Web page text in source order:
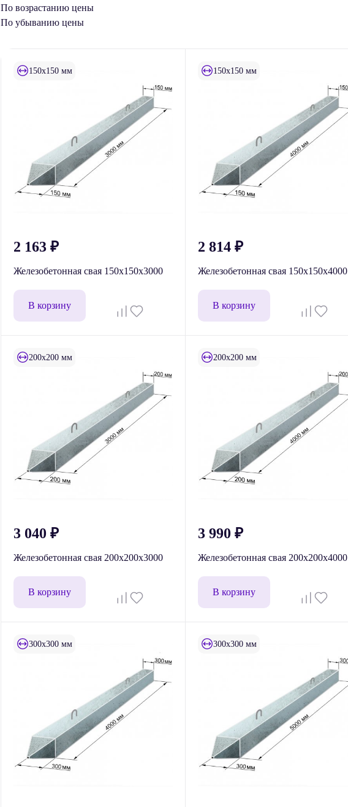
По возрастанию цены
По убыванию цены
150x150 мм
2 163 ₽
Железобетонная свая 150x150x3000
В корзину
150x150 мм
2 814₽
Железобетонная свая 150x150x4000
В корзину
200x200 мм
3 040 ₽
Железобетонная свая 200х200х3000
В корзину
200x200 мм
3 990₽
Железобетонная свая 200х200х4000
В корзину
300x300 мм 300x300 мм